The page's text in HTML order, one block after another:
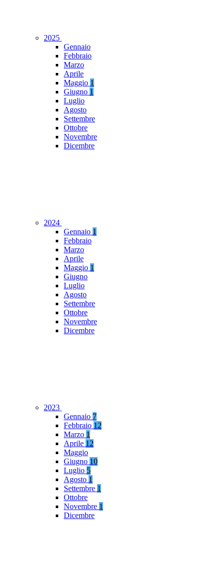
2025
Gennaio
Febbraio
Marzo
Aprile
Maggio 1
Giugno 1
Luglio
Agosto
Settembre
Ottobre
Novembre
Dicembre
2024
Gennaio 1
Febbraio
Marzo
Aprile
Maggio 1
Giugno
Luglio
Agosto
Settembre
Ottobre
Novembre
Dicembre
2023
Gennaio 7
Febbraio 12
Marzo 1
Aprile 12
Maggio
Giugno 10
Luglio 5
Agosto 1
Settembre 1
Ottobre
Novembre 1
Dicembre